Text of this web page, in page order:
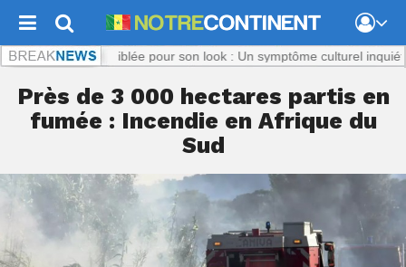
: Titi, ciblée pour son look : Un symptôme culturel inquiétant
Près de 3 000 hectares partis en
fumée : Incendie en Afrique du
Sud